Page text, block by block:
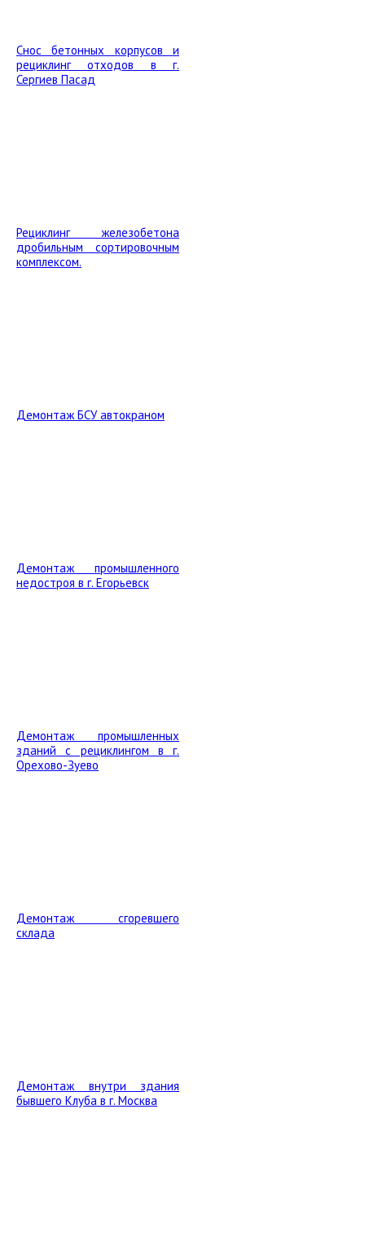
Снос бетонных корпусов и
рециклинг отходов в г.
Сергиев Пасад
Рециклинг железобетона
дробильным сортировочным
комплексом.
Демонтаж БСУ автокраном
Демонтаж промышленного
недостроя в г. Егорьевск
Демонтаж промышленных
зданий с рециклингом в г.
Орехово-Зуево
Демонтаж сгоревшего
склада
Демонтаж внутри здания
бывшего Клуба в г. Москва